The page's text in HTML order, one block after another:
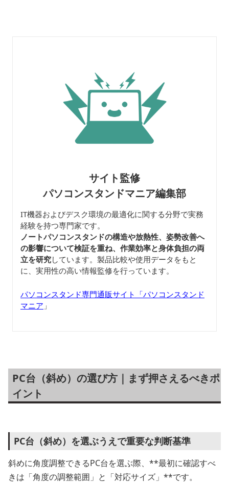
サイト監修
パソコンスタンドマニア編集部
IT機器およびデスク環境の最適化に関する分野で実務
経験を持つ専門家です。
ノートパソコンスタンドの構造や放熱性、姿勢改善へ
の影響について検証を重ね、作業効率と身体負担の両
立を研究しています。製品比較や使用データをもと
に、実用性の高い情報監修を行っています。
パソコンスタンド専門通販サイト「パソコンスタンド
マニア 」
PC台（斜め）の選び方｜まず押さえるべきポ
イント
PC台（斜め）を選ぶうえで重要な判断基準
斜めに角度調整できるPC台を選ぶ際、**最初に確認すべ
きは「角度の調整範囲」と「対応サイズ」**です。